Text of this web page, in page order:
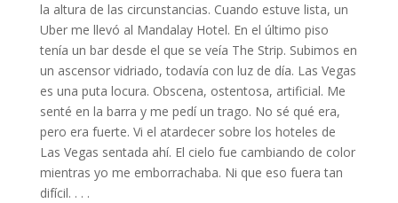
la altura de las circunstancias. Cuando estuve lista, un
Uber me llevó al Mandalay Hotel. En el último piso
tenía un bar desde el que se veía The Strip. Subimos en
un ascensor vidriado, todavía con luz de día. Las Vegas
es una puta locura. Obscena, ostentosa, artificial. Me
senté en la barra y me pedí un trago. No sé qué era,
pero era fuerte. Vi el atardecer sobre los hoteles de
Las Vegas sentada ahí. El cielo fue cambiando de color
mientras yo me emborrachaba. Ni que eso fuera tan
difícil. . . .